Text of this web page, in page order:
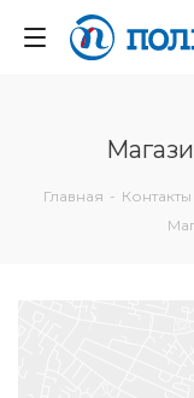
Главная - Контакты